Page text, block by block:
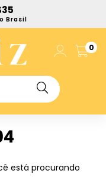
Brasil
0
está procurando